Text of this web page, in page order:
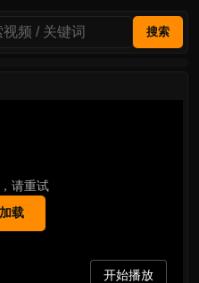
搜索
请重试
载
开始播放